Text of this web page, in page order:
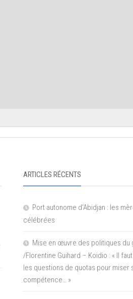
ARTICLES RÉCENTS
Port autonome d’Abidjan : les
célébrées
Mise en œuvre des politiques du
/Florentine Guihard – Koidio : « Il
les questions de quotas pour miser
compétence… »